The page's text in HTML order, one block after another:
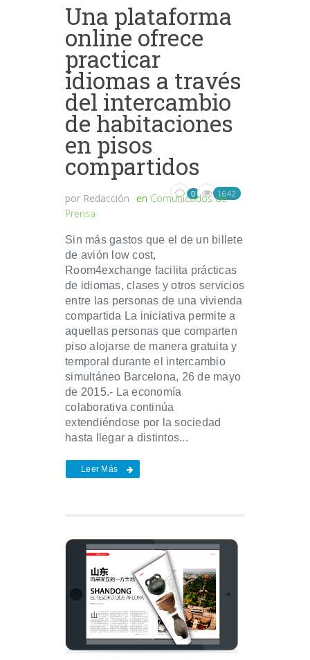
Una plataforma
online ofrece
practicar
idiomas a través
del intercambio
de habitaciones
en pisos
compartidos
por Redacción en Comunicados de
Prensa
0 1642
Sin más gastos que el de un billete
de avión low cost,
Room4exchange facilita prácticas
de idiomas, clases y otros servicios
entre las personas de una vivienda
compartida La iniciativa permite a
aquellas personas que comparten
piso alojarse de manera gratuita y
temporal durante el intercambio
simultáneo Barcelona, 26 de mayo
de 2015.- La economía
colaborativa continúa
extendiéndose por la sociedad
hasta llegar a distintos...
Leer Más